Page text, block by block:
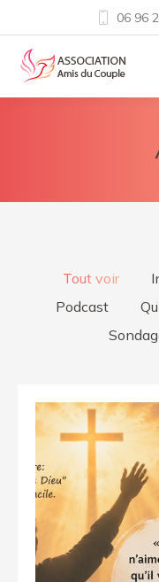
06 96
Tout voir
Podcast